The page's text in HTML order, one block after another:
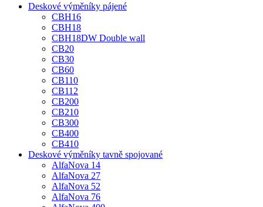
Deskové výměníky pájené
CBH16
CBH18
CBH18DW Double wall
CB20
CB30
CB60
CB110
CB112
CB200
CB210
CB300
CB400
CB410
Deskové výměníky tavně spojované
AlfaNova 14
AlfaNova 27
AlfaNova 52
AlfaNova 76